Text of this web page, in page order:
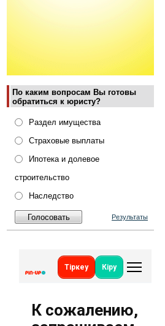
По каким вопросам Вы готовы
обратиться к юристу?
Раздел имущества
Страховые выплаты
Ипотека и долевое
строительство
Наследство
Результаты